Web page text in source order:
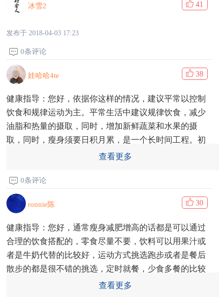
冰雪2 41
发布于 2018-04-03 17:23
0条评论
娃哈哈4te 38
健康指导：您好，依据你这样的情况，建议平常以控制
饮食和规律运动为主。平常生活中建议规律饮食，减少
油脂和热量的摄取，同时，增加新鲜蔬菜和水果的摄
取，同时，瘦身须要日积月累，是一个长时间工程。初
中生可以天天跑步，夜晚最佳，均衡营养饮食
查看更多
0条评论
ronnie陈 30
健康指导：您好，通常瘦身减肥增高的话都是可以通过
合理的饮食搭配的，零食尽量不要，饮料可以用果汁或
者是牛奶代替的比较好，运动方式挑选跑步或者是餐后
散步的都是很不错的挑选，定时就餐，少食多餐的比较
查看更多